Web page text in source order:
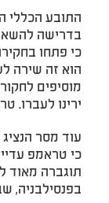
התובע הכללי
בדרישה
כי פתחו
הוא זה שירה
מוסיפים
ירינו לעברו.
עוד מסר
כי טראמפ
תוגברה מאוד
בפנסילבניה,